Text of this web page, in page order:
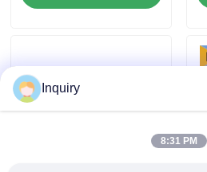
Nieuws
Verzoek om een Citaat
De Machine van de wiellader
Inquiry
8:31 PM